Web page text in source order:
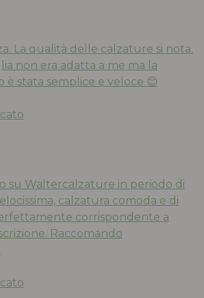
La qualità delle calzature si nota.
non era adatta a me ma la
è stata semplice e veloce 😊
su Waltercalzature in periodo di
calzatura comoda e di
corrispondente a
Raccomando